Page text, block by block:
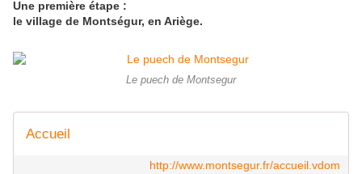
Une première étape :
le village de Montségur, en Ariège.
Le puech de Montsegur
Accueil
http://www.montsegur.fr/accueil.vdom